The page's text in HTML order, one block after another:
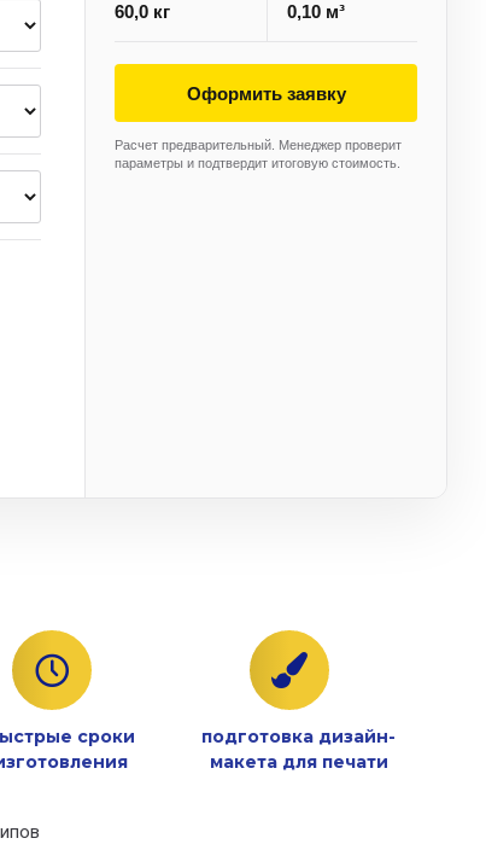
60,0 кг 0,10 м³
Оформить заявку
Расчет предварительный. Менеджер проверит
параметры и подтвердит итоговую стоимость.
сроки
подготовка дизайн-
макета для печати